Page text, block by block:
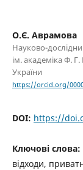
О.Є. Аврамова
Науково-
ім. академіка Ф.
України
https://orcid.org/
DOI: https://
Ключові слова:
відходи,